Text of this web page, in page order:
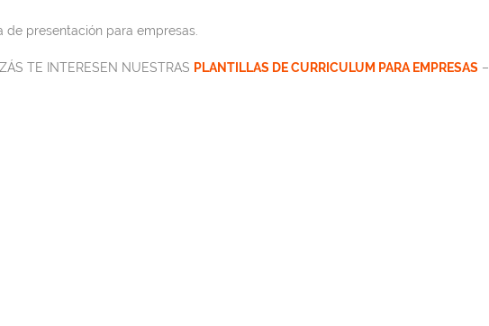
de presentación para empresas.
TE INTERESEN NUESTRAS PLANTILLAS DE CURRICULUM PARA EMPRESAS–